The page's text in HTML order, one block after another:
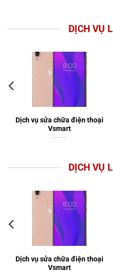
DỊCH VỤ
Dịch vụ sửa chữa điện thoại
Vsmart
DỊCH VỤ
Dịch vụ sửa chữa điện thoại
Vsmart